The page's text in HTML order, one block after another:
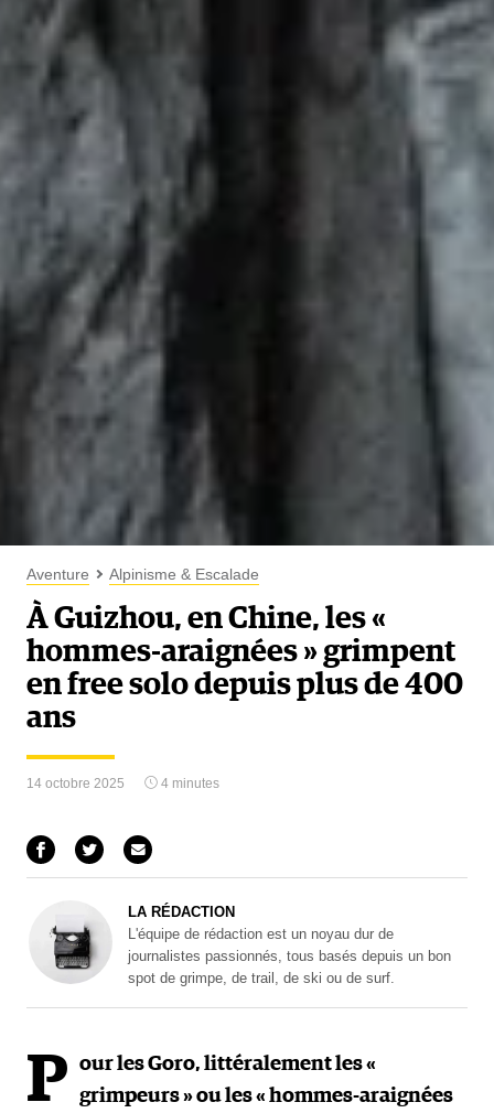
Aventure Alpinisme & Escalade
À Guizhou, en Chine, les «
hommes-araignées » grimpent
en free solo depuis plus de 400
ans
14 octobre 2025 4 minutes
LA RÉDACTION
L'équipe de rédaction est un noyau dur de
journalistes passionnés, tous basés depuis un bon
spot de grimpe, de trail, de ski ou de surf.
P our les Goro, littéralement les «
grimpeurs » ou les « hommes-araignées